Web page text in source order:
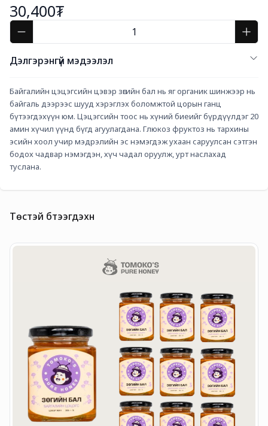
30,400₮
Дэлгэрэнгүй мэдээлэл
Байгалийн цэцэгсийн цэвэр зөгийн бал нь яг органик шинжээр нь
байгаль дээрээс шууд хэрэглэх боломжтой цорын ганц
бүтээгдэхүүн юм. Цэцэгсийн тоос нь хүний биеийг бүрдүүлдэг 20
амин хүчил үүнд бүгд агуулагдана. Глюкоз фруктоз нь тархины
эсийн хоол учир мэдрэлийн эс нэмэгдэж ухаан саруулсан сэтгэн
бодох чадвар нэмэгдэн, хүч чадал оруулж, урт наслахад
туслана.
Төстэй бүтээгдэхүүн